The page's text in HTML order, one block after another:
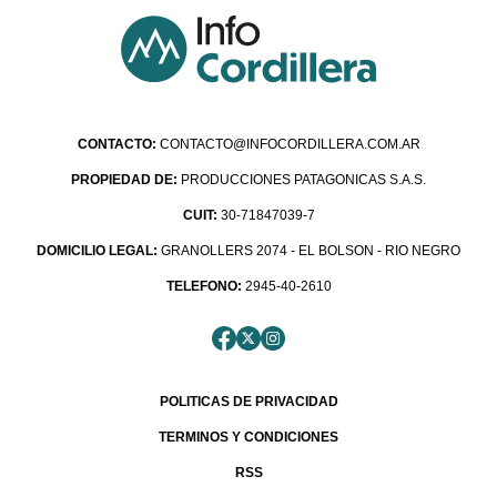
CONTACTO: CONTACTO@INFOCORDILLERA.COM.AR
PROPIEDAD DE: PRODUCCIONES PATAGONICAS S.A.S.
CUIT: 30-71847039-7
DOMICILIO LEGAL: GRANOLLERS 2074 - EL BOLSON - RIO NEGRO
TELEFONO: 2945-40-2610
POLITICAS DE PRIVACIDAD
TERMINOS Y CONDICIONES
RSS